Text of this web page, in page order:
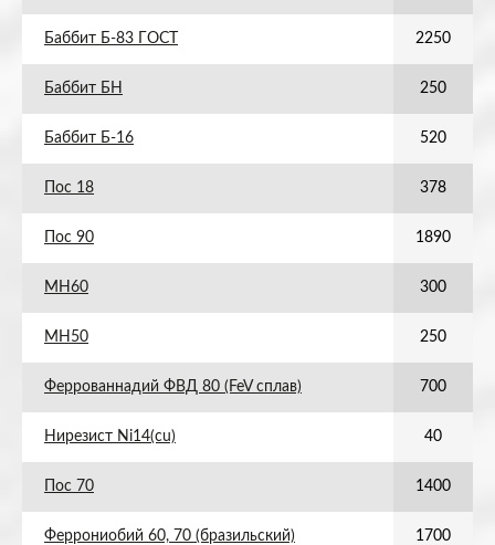
Баббит Б-83 ГОСТ 2250
Баббит БН 250
Баббит Б-16 520
Пос 18 378
Пос 90 1890
МН60 300
МН50 250
Феррованнадий ФВД 80 (FeV сплав) 700
Нирезист Ni14(cu) 40
Пос 70 1400
Феррониобий 60, 70 (бразильский) 1700